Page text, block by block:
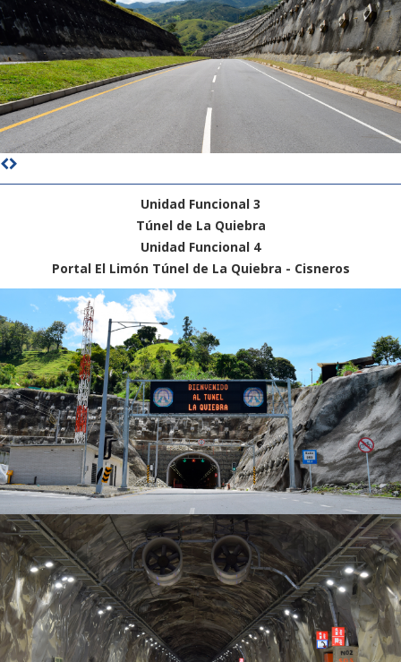
Unidad Funcional 3
Túnel de La Quiebra
Unidad Funcional 4
Portal El Limón Túnel de La Quiebra - Cisneros